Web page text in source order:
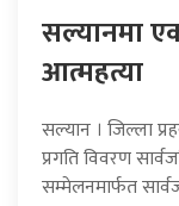
सल्यानमा
आत्महत्या
सल्यान । जिल्ला
प्रगति विवरण
सम्मेलनमार्फत